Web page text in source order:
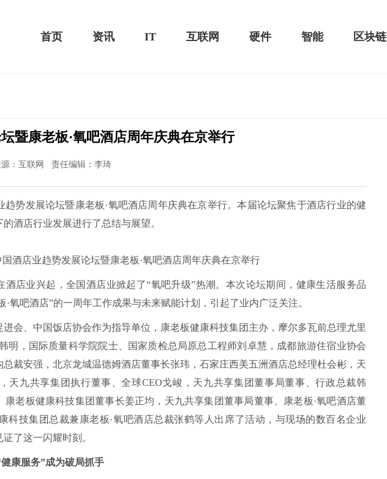
首页 资讯 IT 互联网 硬件 智能 区块链
暨康老板·氧吧酒店周年庆典在京举行
源：互联网 责任编辑：李琦
势发展论坛暨康老板·氧吧酒店周年庆典在京举行。本届论坛聚焦于酒店行业的健
酒店行业发展进行了总结与展望。
店业趋势发展论坛暨康老板·氧吧酒店周年庆典在京举行
店业兴起，全国酒店业掀起了“氧吧升级”热潮。本次论坛期间，健康生活服务品
·氧吧酒店”的一周年工作成果与未来赋能计划，引起了业内广泛关注。
、中国饭店协会作为指导单位，康老板健康科技集团主办，摩尔多瓦前总理尤里
明，国际质量科学院院士、国家质检总局原总工程师刘卓慧，成都旅游住宿业协会
裁安强，北京龙城温德姆酒店董事长张玮，石家庄西美五洲酒店总经理杜会彬，天
天九共享集团执行董事、全球CEO戈峻，天九共享集团董事局董事、行政总裁韩
老板健康科技集团董事长姜正均，天九共享集团董事局董事、康老板·氧吧酒店董
科技集团总裁兼康老板·氧吧酒店总裁张鹤等人出席了活动，与现场的数百名企业
了这一闪耀时刻。
康服务”成为破局抓手